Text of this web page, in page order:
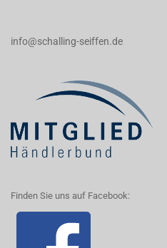
info@schalling-seiffen.de
Finden Sie uns auf Facebook: